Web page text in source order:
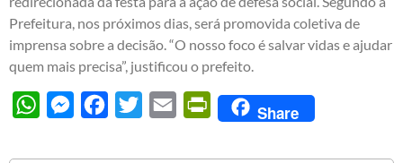
Prefeitura, nos próximos dias, será promovida coletiva de
imprensa sobre a decisão. “O nosso foco é salvar vidas e ajudar
quem mais precisa”, justificou o prefeito.
WhatsAppMessengerFacebook
Twitter Email PrintFriendly
Share